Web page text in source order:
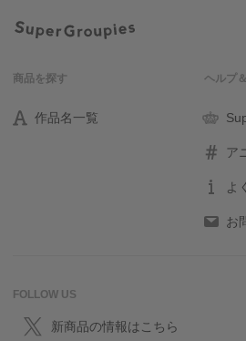
商品を探す
作品名一覧
ヘルプ
ア
よ
お
FOLLOW US
新商品の情報はこちら